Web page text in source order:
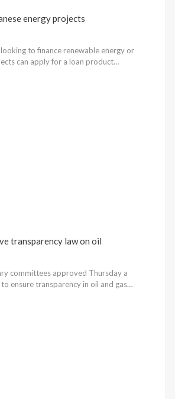
energy projects
to finance renewable energy or
can apply for a loan product…
transparency law on oil
committees approved Thursday a
ensure transparency in oil and gas…